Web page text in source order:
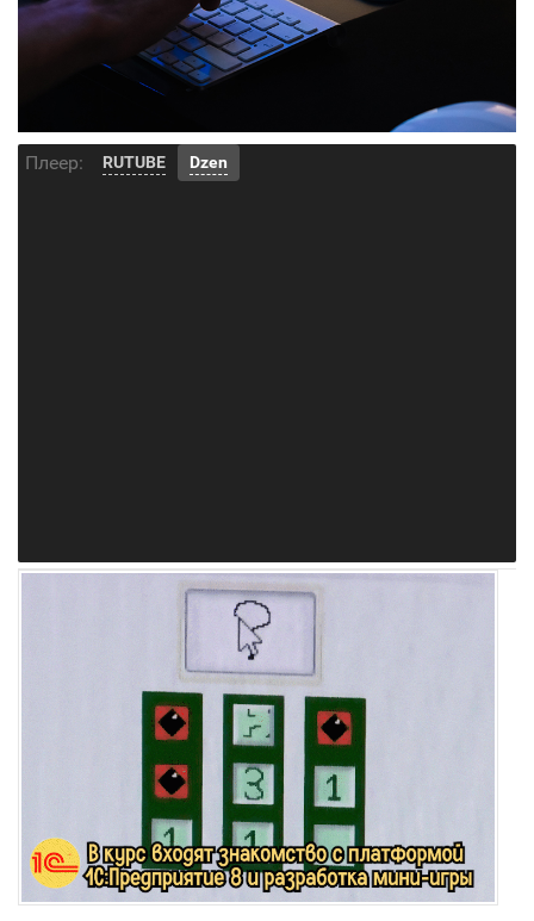
Плеер: RUTUBE Dzen